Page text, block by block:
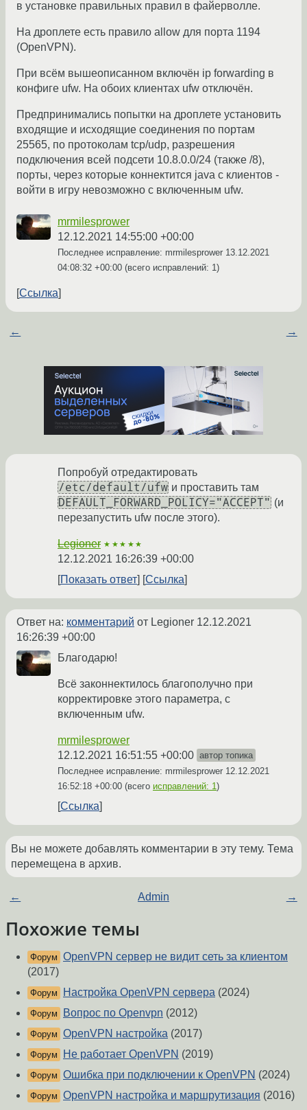
в установке правильных правил в файерволле.
На дроплете есть правило allow для порта 1194
(OpenVPN).
При всём вышеописанном включён ip forwarding в
конфиге ufw. На обоих клиентах ufw отключён.
Предпринимались попытки на дроплете установить
входящие и исходящие соединения по портам
25565, по протоколам tcp/udp, разрешения
подключения всей подсети 10.8.0.0/24 (также /8),
порты, через которые коннектится java с клиентов -
войти в игру невозможно с включенным ufw.
mrmilesprower
12.12.2021 14:55:00 +00:00
Последнее исправление: mrmilesprower 13.12.2021
04:08:32 +00:00 (всего исправлений: 1)
Ссылка
← →
Попробуй отредактировать
/etc/default/ufw и проставить там
DEFAULT_FORWARD_POLICY="ACCEPT" (и
перезапустить ufw после этого).
Legioner ★★★★★
12.12.2021 16:26:39 +00:00
Показать ответ
Ссылка
Ответ на: комментарий от Legioner 12.12.2021
16:26:39 +00:00
Благодарю!
Всё законнектилось благополучно при
корректировке этого параметра, с
включенным ufw.
mrmilesprower
12.12.2021 16:51:55 +00:00 автор топика
Последнее исправление: mrmilesprower 12.12.2021
16:52:18 +00:00 (всего исправлений: 1)
Ссылка
Вы не можете добавлять комментарии в эту тему. Тема
перемещена в архив.
← Admin →
Похожие темы
Форум OpenVPN сервер не видит сеть за клиентом
(2017)
Форум Настройка OpenVPN сервера (2024)
Форум Вопрос по Openvpn (2012)
Форум OpenVPN настройка (2017)
Форум Не работает OpenVPN (2019)
Форум Ошибка при подключении к OpenVPN (2024)
Форум OpenVPN настройка и маршрутизация (2016)